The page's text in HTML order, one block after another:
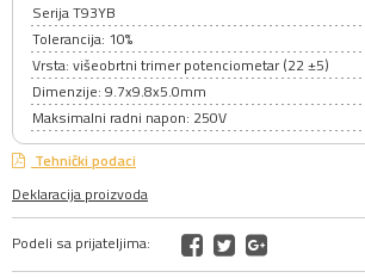
Serija T93YB
Tolerancija: 10%
Vrsta: višeobrtni trimer potenciometar (22 ±5)
Dimenzije: 9.7x9.8x5.0mm
Maksimalni radni napon: 250V
Tehnički podaci
Deklaracija proizvoda
Podeli sa prijateljima: